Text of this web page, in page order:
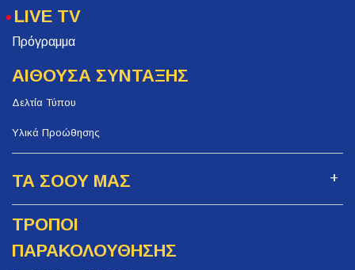
LIVE TV
Πρόγραμμα
ΑΙΘΟΥΣΑ ΣΥΝΤΑΞΗΣ
Δελτία Τύπου
Υλικά Προώθησης
ΤΑ ΣΟΟΥ ΜΑΣ
ΤΡΟΠΟΙ
ΠΑΡΑΚΟΛΟΥΘΗΣΗΣ